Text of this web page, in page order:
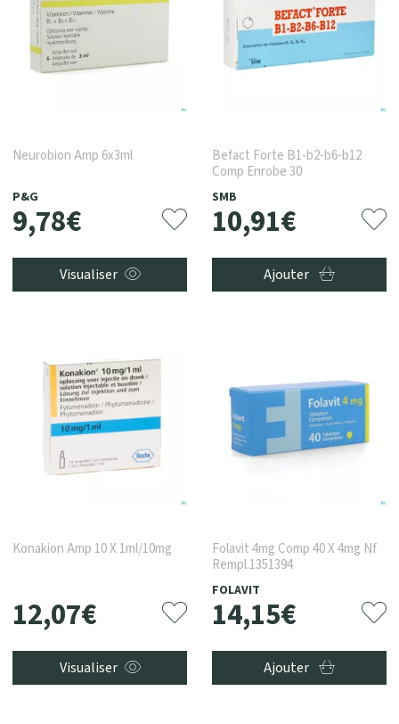
Neurobion Amp 6x3ml
P&G
9,78€
Visualiser
Befact Forte B1-b2-b6-b12
Comp Enrobe 30
SMB
10,91€
Ajouter
Konakion Amp 10 X 1ml/10mg
12,07€
Visualiser
Folavit 4mg Comp 40 X 4mg Nf
Rempl.1351394
FOLAVIT
14,15€
Ajouter